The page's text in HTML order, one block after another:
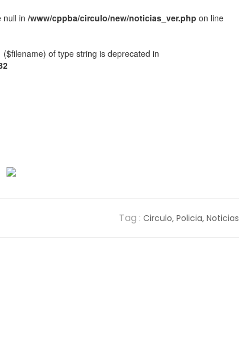
null in /www/cppba/circulo/new/noticias_ver.php on line
of type string is deprecated in
Tag : Circulo, Policia, Noticias